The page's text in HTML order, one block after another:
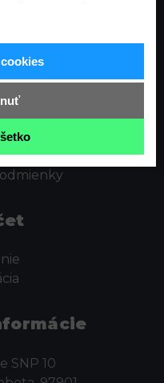
údajov
zmluvy
SNP 10